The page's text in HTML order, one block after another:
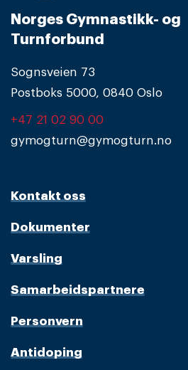
Norges Gymnastikk- og
Turnforbund
Sognsveien 73
Postboks 5000, 0840 Oslo
+47 21 02 90 00
gymogturn@gymogturn.no
Kontakt oss
Dokumenter
Varsling
Samarbeidspartnere
Personvern
Antidoping